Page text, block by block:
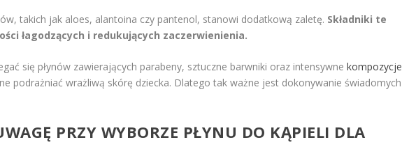
takich jak aloes, alantoina czy pantenol, stanowi dodatkową zaletę. Składniki te
łagodzących i redukujących zaczerwienienia.
się płynów zawierających parabeny, sztuczne barwniki oraz intensywnekompozycje
podrażniać wrażliwą skórę dziecka. Dlatego tak ważne jest dokonywanie świadomych
PRZY WYBORZE PŁYNU DO KĄPIELI DLA